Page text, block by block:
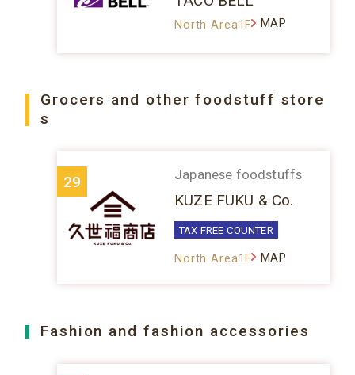
North Area1F MAP
Grocers and other foodstuff store
s
29 Japanese foodstuffs
KUZE FUKU & Co.
TAX FREE COUNTER
North Area1F MAP
Fashion and fashion accessories